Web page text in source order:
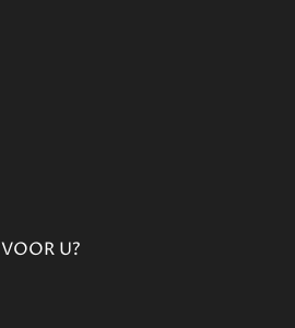
VOOR U?